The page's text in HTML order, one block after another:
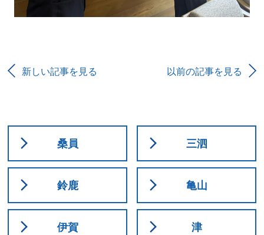
新しい記事を見る 以前の記事を見る
桑員 三泗
鈴鹿 亀山
伊賀 津